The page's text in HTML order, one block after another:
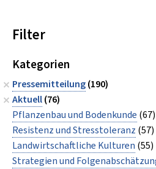
Filter
Kategorien
Pressemitteilung(190)
Aktuell(76)
Pflanzenbau und Bodenkunde (67)
Resistenz und Stresstoleranz (57)
Landwirtschaftliche Kulturen (55)
Strategien und